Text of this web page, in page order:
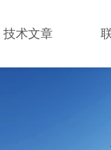
技术文章